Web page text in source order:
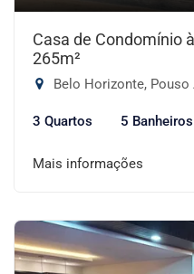
Casa de Condomínio
265m²
Belo Horizonte, Pouso
3 Quartos 5 Banheiros
Mais informações